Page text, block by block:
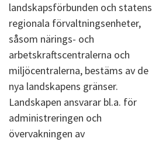
landskapsförbunden och statens
regionala förvaltningsenheter,
såsom närings- och
arbetskraftscentralerna och
miljöcentralerna, bestäms av de
nya landskapens gränser.
Landskapen ansvarar bl.a. för
administreringen och
övervakningen av